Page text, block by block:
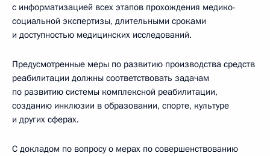
с информатизацией всех этапов прохождения медико-
социальной экспертизы, длительными сроками
и доступностью медицинских исследований.
Предусмотренные меры по развитию производства средств
реабилитации должны соответствовать задачам
по развитию системы комплексной реабилитации,
созданию инклюзии в образовании, спорте, культуре
и других сферах.
С докладом по вопросу о мерах по совершенствованию